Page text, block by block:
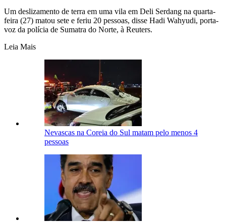
Um deslizamento de terra em uma vila em Deli Serdang na quarta-
feira (27) matou sete e feriu 20 pessoas, disse Hadi Wahyudi, porta-
voz da polícia de Sumatra do Norte, à Reuters.
Leia Mais
Nevascas na Coreia do Sul matam pelo menos 4
pessoas